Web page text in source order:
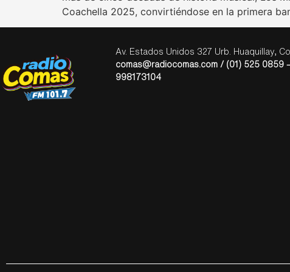
Coachella 2025, convirtiéndose en la primera
Av. Estados Unidos 327 Urb. Huaquillay,
comas@radiocomas.com / (01) 525 0859 –
998173104